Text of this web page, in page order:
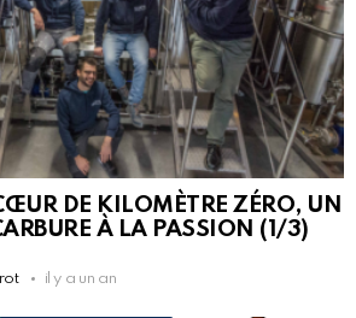
DE KILOMÈTRE ZÉRO, UN
À LA PASSION (1/3)
il y a un an